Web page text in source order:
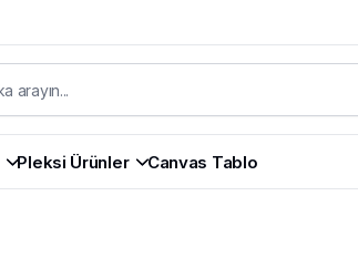
Pleksi Ürünler Canvas Tablo